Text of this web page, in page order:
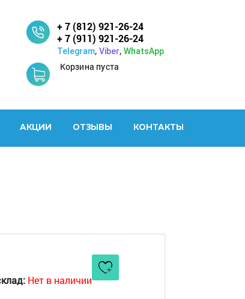
+ 7 (812) 921-26-24
+ 7 (911) 921-26-24
Telegram, Viber, WhatsApp
Корзина пуста
АКЦИИ ОТЗЫВЫ КОНТАКТЫ
Нет в наличии